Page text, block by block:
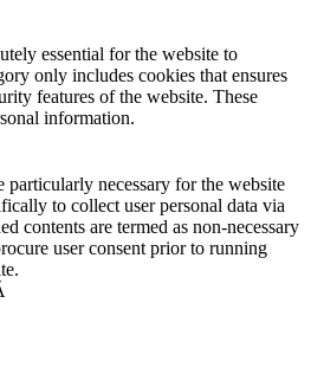
essential for the website to
only includes cookies that ensures
features of the website. These
information.
necessary for the website
to collect user personal data via
contents are termed as non-necessary
user consent prior to running